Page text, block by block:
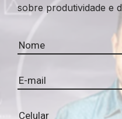
sobre produtividade e